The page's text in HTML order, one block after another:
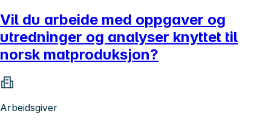
Vil du arbeide med oppgaver og
utredninger og analyser knyttet til
norsk matproduksjon?
Arbeidsgiver